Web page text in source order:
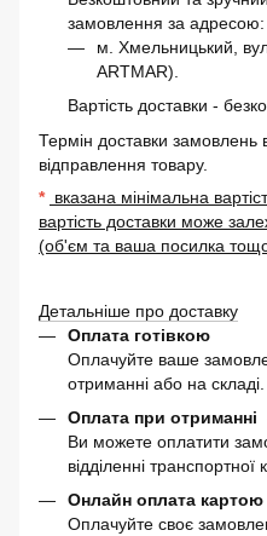
замовлення за адресою:
м. Хмельницький,
ARTMAR).
Вартість доставки -
Термін доставки замовлень
відправлення товару.
* вказана мінімальна
вартість доставки може
(об'єм та ваша посилка
Детальніше про доставку
Оплата готівкою
Оплачуйте ваше
отриманні або на складі.
Оплата при отриманні
Ви можете оплатити
відділенні транспортної
Онлайн оплата картою
Оплачуйте своє